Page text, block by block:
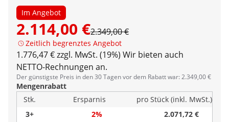
Im Angebot
2.114,00 €2.349,00 €
Zeitlich begrenztes Angebot
1.776,47 € zzgl. MwSt. (19%) Wir bieten auch
NETTO-Rechnungen an.
Der günstigste Preis in den 30 Tagen vor dem Rabatt war: 2.349,00 €
Mengenrabatt
Stk.
Ersparnis
pro Stück (inkl. MwSt.)
3+
2%
2.071,72 €